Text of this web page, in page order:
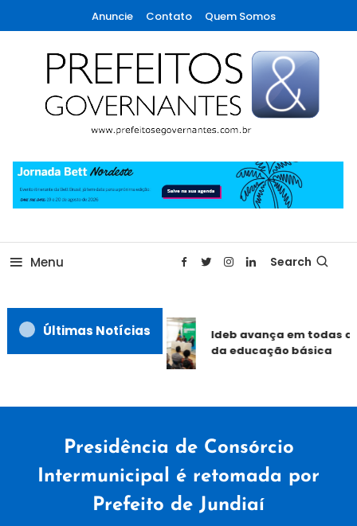
To
Content
Anuncie Contato Quem Somos
Prefeitos & Governantes
Menu Search
Últimas Notícias
Ideb avança em todas
da educação básica
Presidência de Consórcio
Intermunicipal é retomada por
Prefeito de Jundiaí